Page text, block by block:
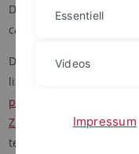
Die
campusweite Angebot
Den Gesamtbestand
lizenzierten
plus
Zeitschriftenbibliothek
teilnehmenden
Essentiell
Videos
Impressum